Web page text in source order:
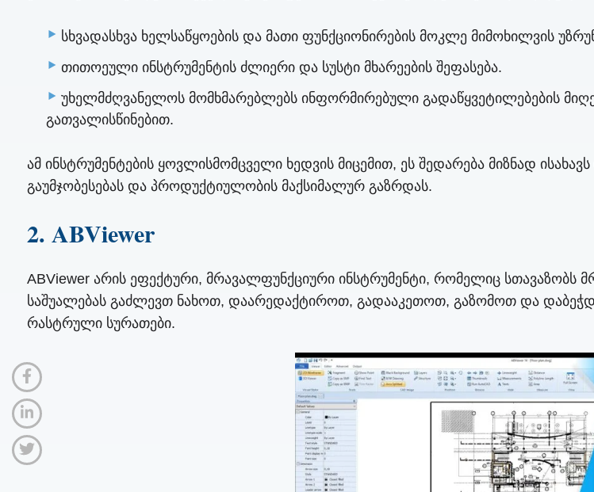
სხვადასხვა ხელსაწყოების და მათი ფუნქციონირების მოკლე მიმოხილვის
თითოეული ინსტრუმენტის ძლიერი და სუსტი მხარეების შეფასება.
უხელმძღვანელოს მომხმარებლებს ინფორმირებული გადაწყვეტილებების
გათვალისწინებით.
ამ ინსტრუმენტების ყოვლისმომცველი ხედვის მიცემით, ეს შედარება მიზნად
გაუმჯობესებას და პროდუქტიულობის მაქსიმალურ გაზრდას.
2. ABViewer
ABViewer არის ეფექტური, მრავალფუნქციური ინსტრუმენტი, რომელიც სთავაზობს
საშუალებას გაძლევთ ნახოთ, დაარედაქტიროთ, გადააკეთოთ, გაზომოთ და
რასტრული სურათები.